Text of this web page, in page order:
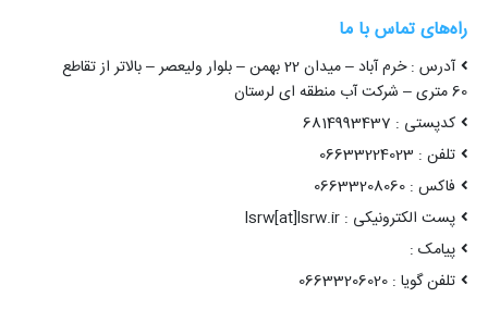
راه‌های تماس با ما
آدرس : خرم آباد – میدان 22 بهمن – بلوار ولیعصر – بالاتر از تقاطع
60 متری – شرکت آب منطقه ای لرستان
کدپستی : 6814993437
تلفن : 06633224023
فاکس : 06633208060
پست الکترونیکی : lsrw[at]lsrw.ir
پیامک :
تلفن گویا : 06633206020